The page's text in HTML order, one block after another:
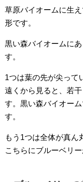
草原バイオームに生
形です。
黒い森バイオームに
す。
1つは葉の先が尖って
遠くから見ると、若
す。黒い森バイオー
す。
もう1つは全体が真ん
こちらにブルーベリー